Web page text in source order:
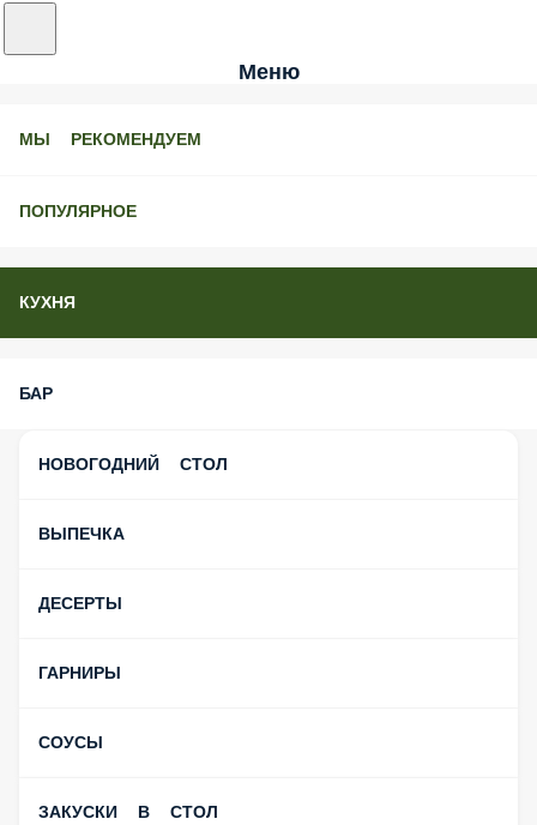
Меню
МЫ РЕКОМЕНДУЕМ
ПОПУЛЯРНОЕ
КУХНЯ
БАР
НОВОГОДНИЙ СТОЛ
ВЫПЕЧКА
ДЕСЕРТЫ
ГАРНИРЫ
СОУСЫ
ЗАКУСКИ В СТОЛ